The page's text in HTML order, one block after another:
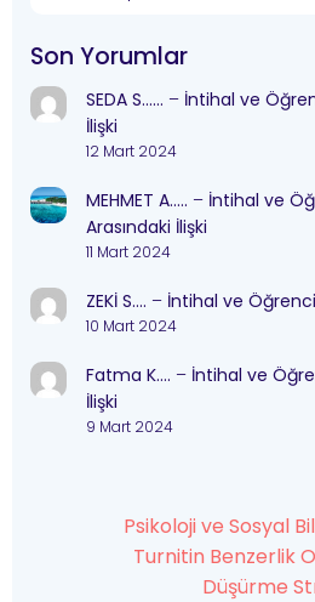
Son Yorumlar
SEDA S…… – İntihal ve
İlişki
12 Mart 2024
MEHMET A….. – İntihal ve
Arasındaki İlişki
11 Mart 2024
ZEKİ S…. – İntihal ve Öğrenci
10 Mart 2024
Fatma K…. – İntihal ve
İlişki
9 Mart 2024
Psikoloji ve Sosyal
Turnitin Benzerlik
Düşürme